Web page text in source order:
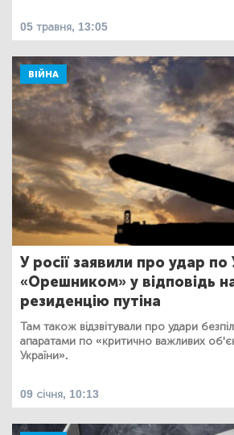
05 травня, 13:05
ВІЙНА
У росії заявили про удар по
«Орешником» у відповідь
резиденцію путіна
Там також відзвітували про удари
апаратами по «критично важливих
України».
09 січня, 10:13